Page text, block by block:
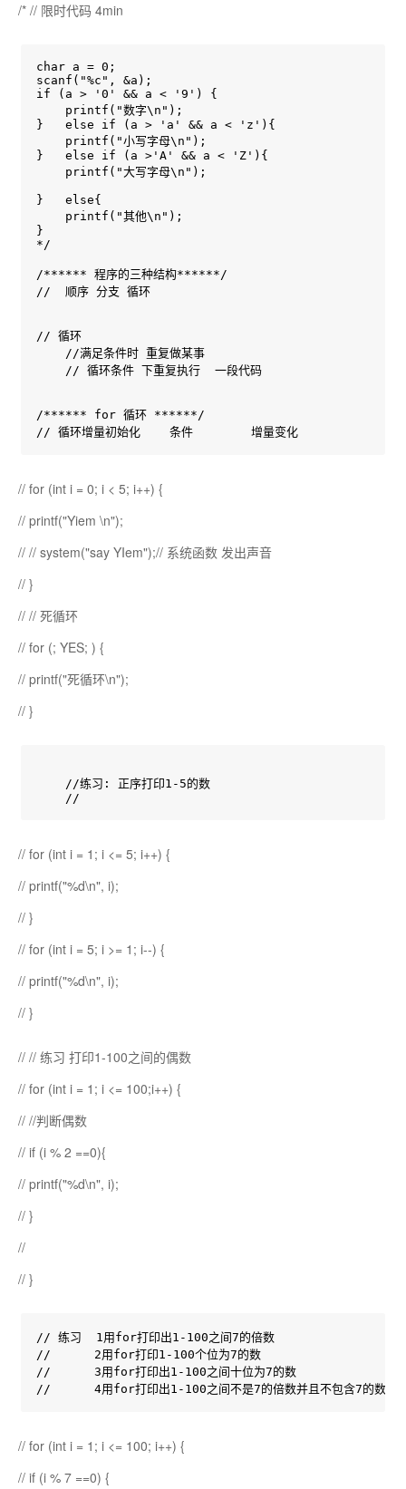
/* // 限时代码 4min
char a = 0;
scanf("%c", &a);
if (a > '0' && a < '9') {
    printf("数字\n");
}   else if (a > 'a' && a < 'z'){
    printf("小写字母\n");
}   else if (a >'A' && a < 'Z'){
    printf("大写字母\n");
}   else{
    printf("其他\n");
}
*/
/****** 程序的三种结构******/
//  顺序 分支 循环
// 循环
    //满足条件时 重复做某事
    // 循环条件 下重复执行  一段代码
/****** for 循环 ******/
// 循环增量初始化    条件        增量变化
// for (int i = 0; i < 5; i++) {
// printf("Yiem \n");
// // system("say YIem");// 系统函数 发出声音
// }
// // 死循环
// for (; YES; ) {
// printf("死循环\n");
// }
    //练习: 正序打印1-5的数
    //
// for (int i = 1; i <= 5; i++) {
// printf("%d\n", i);
// }
// for (int i = 5; i >= 1; i--) {
// printf("%d\n", i);
// }
// // 练习 打印1-100之间的偶数
// for (int i = 1; i <= 100;i++) {
// //判断偶数
// if (i % 2 ==0){
// printf("%d\n", i);
// }
//
// }
// 练习  1用for打印出1-100之间7的倍数
//      2用for打印1-100个位为7的数
//      3用for打印出1-100之间十位为7的数
//      4用for打印出1-100之间不是7的倍数并且不包含7的数
// for (int i = 1; i <= 100; i++) {
// if (i % 7 ==0) {